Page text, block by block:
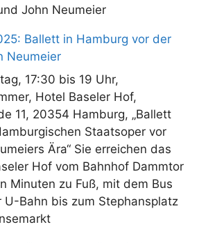
John Neumeier
Ballett in Hamburg vor der
Neumeier
17:30 bis 19 Uhr,
Hotel Baseler Hof,
11, 20354 Hamburg, „Ballett
Staatsoper vor
Ära“ Sie erreichen das
Hof vom Bahnhof Dammtor
Minuten zu Fuß, mit dem Bus
U-Bahn bis zum Stephansplatz